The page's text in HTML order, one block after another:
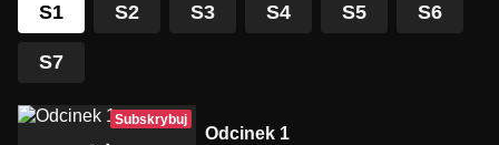
S1 S2 S3 S4 S5 S6
S7
Subskrybuj
Odcinek 1